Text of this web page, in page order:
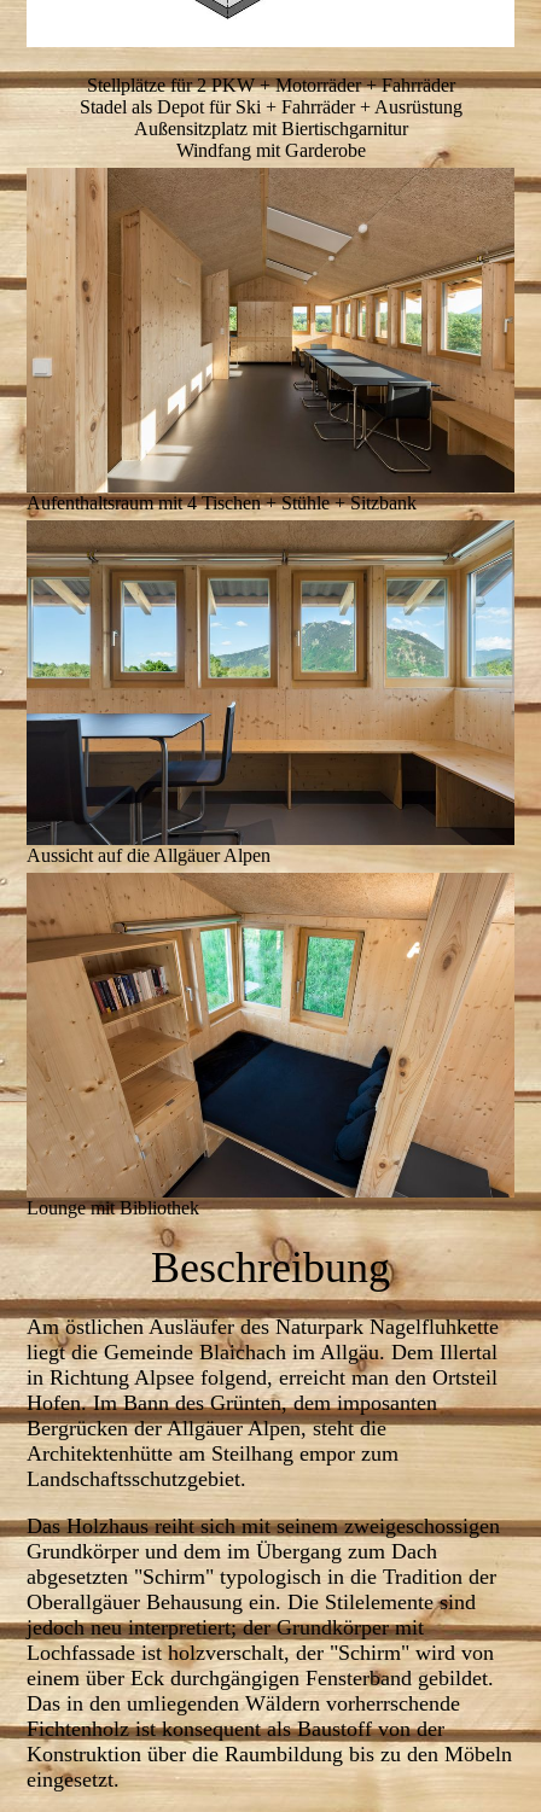
Stellplätze für 2 PKW + Motorräder + Fahrräder
Stadel als Depot für Ski + Fahrräder + Ausrüstung
Außensitzplatz mit Biertischgarnitur
Windfang mit Garderobe
Aufenthaltsraum mit 4 Tischen + Stühle + Sitzbank
Aussicht auf die Allgäuer Alpen
Lounge mit Bibliothek
Beschreibung
Am östlichen Ausläufer des Naturpark Nagelfluhkette
liegt die Gemeinde Blaichach im Allgäu. Dem Illertal
in Richtung Alpsee folgend, erreicht man den Ortsteil
Hofen. Im Bann des Grünten, dem imposanten
Bergrücken der Allgäuer Alpen, steht die
Architektenhütte am Steilhang empor zum
Landschaftsschutzgebiet.
Das Holzhaus reiht sich mit seinem zweigeschossigen
Grundkörper und dem im Übergang zum Dach
abgesetzten "Schirm" typologisch in die Tradition der
Oberallgäuer Behausung ein. Die Stilelemente sind
jedoch neu interpretiert; der Grundkörper mit
Lochfassade ist holzverschalt, der "Schirm" wird von
einem über Eck durchgängigen Fensterband gebildet.
Das in den umliegenden Wäldern vorherrschende
Fichtenholz ist konsequent als Baustoff von der
Konstruktion über die Raumbildung bis zu den Möbeln
eingesetzt.